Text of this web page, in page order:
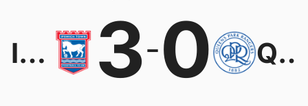
Ipswich 3-0 QPR